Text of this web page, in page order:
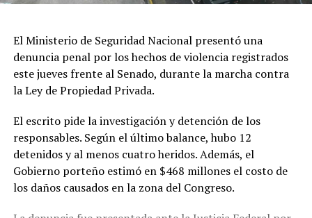
ciudadana utilizados durante el proceso.
El referente socioambiental también cuestionó el
desarrollo de las audiencias públicas realizadas en el
consideran que esas instancias no garantizaron una
participación efectiva de la ciudadanía.
En cuanto a los plazos, explicó que el organismo
internacional prevé solicitar información al Estado
El Ministerio de Seguridad Nacional presentó una
denuncia penal por los hechos de violencia registrados
este jueves frente al Senado, durante la marcha contra
la Ley de Propiedad Privada.
El escrito pide la investigación y detención de los
responsables. Según el último balance, hubo 12
detenidos y al menos cuatro heridos. Además, el
Gobierno porteño estimó en $468 millones el costo de
los daños causados en la zona del Congreso.